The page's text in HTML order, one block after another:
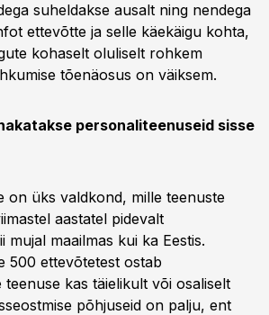
suheldakse ausalt ning nendega
ettevõtte ja selle käekäigu kohta,
kohaselt oluliselt rohkem
tõenäosus on väiksem.
personaliteenuseid sisse
on üks valdkond, mille teenuste
aastatel pidevalt
mujal maailmas kui ka Eestis.
500 ettevõtetest ostab
teenuse kas täielikult või osaliselt
põhjuseid on palju, ent